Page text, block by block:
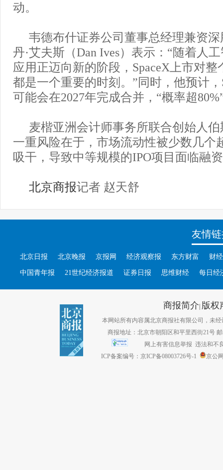
动。
韦德布什证券公司董事总经理兼资
丹·艾夫斯（Dan Ives）表示：“随着人
应用正迈向新的阶段，SpaceX上市对
都是一个重要的时刻。”同时，他预计，
可能会在2027年完成合并，“概率超
麦楷亚洲会计师事务所联合创始人
一重风险在于，市场流动性被少数几个
吸干，导致中等规模的IPO项目面临融
北京商报记者 赵天舒
友情
北京日报 北京晚报 京报网 经济观察报 东方财富 财
中国青年报 21世纪经济报道 证券日报 思维财经 每日经
商报简介| 版权
本网站所有内容属北京商报社有限公司，未经
商报地址：北京市朝阳区和平里西街21号
网上有害信息举报 违法和不
ICP备案编号：京ICP备08003726号-1
京公